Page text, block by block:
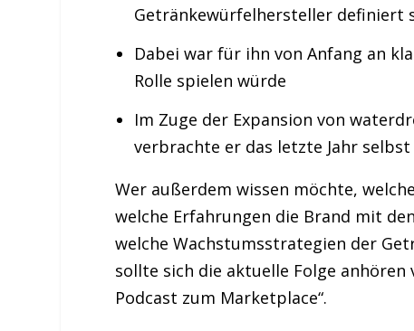
Getränkewürfelhersteller definiert
Dabei war für ihn von Anfang an
Rolle spielen würde
Im Zuge der Expansion von
verbrachte er das letzte Jahr
Wer außerdem wissen möchte,
welche Erfahrungen die Brand mit
welche Wachstumsstrategien der
sollte sich die aktuelle Folge
Podcast zum Marketplace“.